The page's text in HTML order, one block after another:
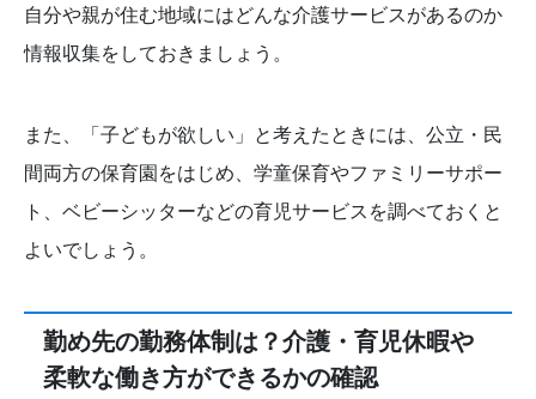
自分や親が住む地域にはどんな介護サービスがあるのか
情報収集をしておきましょう。
また、「子どもが欲しい」と考えたときには、公立・民
間両方の保育園をはじめ、学童保育やファミリーサポー
ト、ベビーシッターなどの育児サービスを調べておくと
よいでしょう。
勤め先の勤務体制は？介護・育児休暇や
柔軟な働き方ができるかの確認